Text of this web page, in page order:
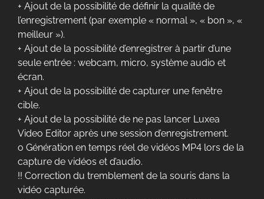
+ Ajout de la possibilité de définir la qualité de
l’enregistrement (par exemple « normal », « bon », «
meilleur »).
+ Ajout de la possibilité d’enregistrer à partir d’une
seule entrée : webcam, micro, système audio et
écran.
+ Ajout de la possibilité de capturer une fenêtre
cible.
+ Ajout de la possibilité de ne pas lancer Luxea
Video Editor après une session d’enregistrement.
o Génération en temps réel de vidéos MP4 lors de la
capture de vidéos et d’audio.
!! Correction du tremblement de la souris dans la
vidéo capturée.